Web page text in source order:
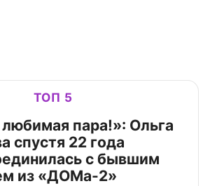
ТОП 5
пара!»: Ольга
спустя 22 года
с бывшим
из «ДОМа-2»